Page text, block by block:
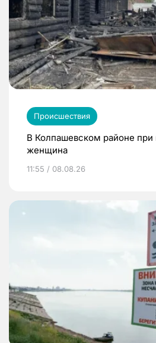
Происшествия
В Колпашевском районе при
женщина
11:55 / 08.08.26